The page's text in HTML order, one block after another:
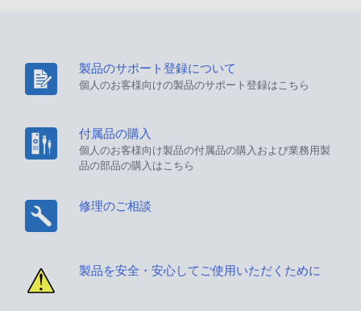
製品のサポート登録について
個人のお客様向けの製品のサポート登録はこちら
付属品の購入
個人のお客様向け製品の付属品の購入および業務用製
品の部品の購入はこちら
修理のご相談
製品を安全・安心してご使用いただくために